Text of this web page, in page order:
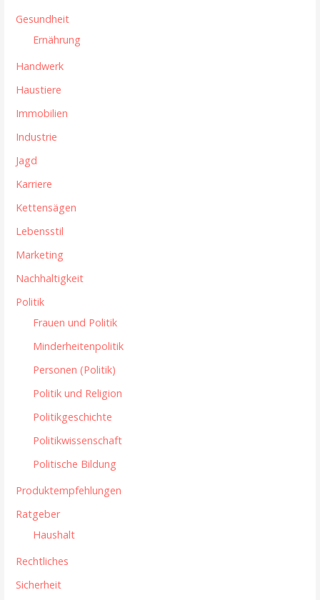
Gesundheit
Ernährung
Handwerk
Haustiere
Immobilien
Industrie
Jagd
Karriere
Kettensägen
Lebensstil
Marketing
Nachhaltigkeit
Politik
Frauen und Politik
Minderheitenpolitik
Personen (Politik)
Politik und Religion
Politikgeschichte
Politikwissenschaft
Politische Bildung
Produktempfehlungen
Ratgeber
Haushalt
Rechtliches
Sicherheit